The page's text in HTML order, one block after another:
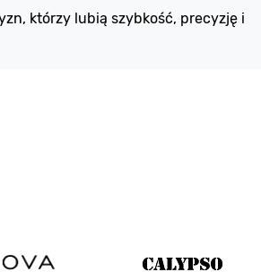
którzy lubią szybkość, precyzję i